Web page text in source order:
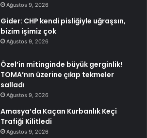
Ağustos 9, 2026
Gider: CHP kendi pisliğiyle uğraşsın,
bizim işimiz çok
Ağustos 9, 2026
Özel’in mitinginde büyük gerginlik!
TOMA’nın üzerine çıkıp tekmeler
salladı
Ağustos 9, 2026
Amasya’da Kaçan Kurbanlık Keçi
Trafiği Kilitledi
Ağustos 9, 2026